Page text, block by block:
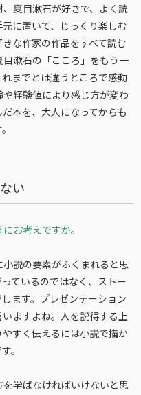
夏目漱石が好きで、よく読
に置いて、じっくり楽しむ
な作家の作品をすべて読む
漱石の「こころ」をもう一
までとは違うところで感動
経験値により感じ方が変わ
本を、大人になってからも
い
お考えですか。
説の要素がふくまれると思
ているのではなく、ストー
ます。プレゼンテーション
ますよね。人を説得する上
すく伝えるには小説で描か
。
学ばなければいけないと思